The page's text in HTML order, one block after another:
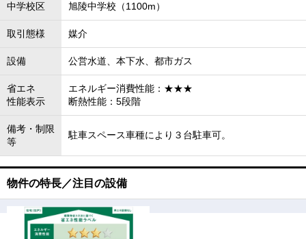
中学校区 旭陵中学校（1100m）
取引態様 媒介
設備 公営水道、本下水、都市ガス
省エネ
性能表示
エネルギー消費性能：★★★
断熱性能：5段階
備考・制限
等
駐車スペース車種により３台駐車可。
物件の特長／注目の設備